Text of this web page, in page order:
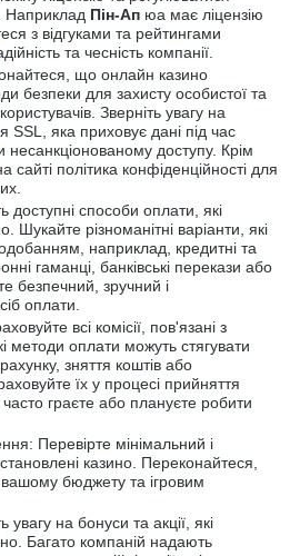
Наприклад Пін-Ап юа має ліцензію
з відгуками та рейтингами
та чесність компанії.
що онлайн казино
безпеки для захисту особистої та
Зверніть увагу на
яка приховує дані під час
несанкціонованому доступу. Крім
сайті політика конфіденційності для
доступні способи оплати, які
Шукайте різноманітні варіанти, які
наприклад, кредитні та
гаманці, банківські перекази або
безпечний, зручний і
оплати.
всі комісії, пов'язані з
методи оплати можуть стягувати
зняття коштів або
їх у процесі прийняття
граєте або плануєте робити
Перевірте мінімальний і
казино. Переконайтеся,
вашому бюджету та ігровим
увагу на бонуси та акції, які
Багато компаній надають